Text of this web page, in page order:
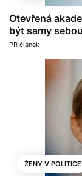
Otevřená
být samy sebou
PR článek
ŽENY V POLITICE